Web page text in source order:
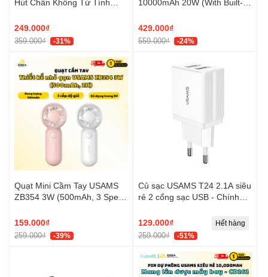
folding, N52 Strong magnetic
adsorption, 720° Rotation)
249.000₫
359.000₫ -31%
Digital Display, 3C
Certification)
429.000₫
559.000₫ -24%
Quạt Mini Cầm Tay USAMS
ZB354 3W (500mAh, 3 Speed
159.000₫
259.000₫ -39%
Củ sạc USAMS T24 2.1A siêu
rẻ 2 cổng sạc USB - Chính
129.000₫
259.000₫ -51%
Hết hàng